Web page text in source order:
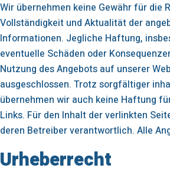
Wir übernehmen keine Gewähr für die
Vollständigkeit und Aktualität der
Informationen. Jegliche Haftung,
eventuelle Schäden oder
Nutzung des Angebots auf unserer
ausgeschlossen. Trotz sorgfältiger
übernehmen wir auch keine Haftung
Links. Für den Inhalt der verlinkten
deren Betreiber verantwortlich. Alle
Urheberrecht